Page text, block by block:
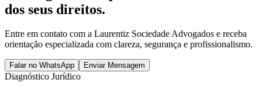
dos seus direitos.
Entre em contato com a Laurentiz Sociedade Advogados e receba
orientação especializada com clareza, segurança e profissionalismo.
Falar no WhatsApp Enviar Mensagem
Diagnóstico Jurídico